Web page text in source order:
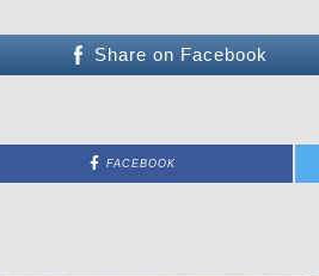
Share on Facebook
FACEBOOK